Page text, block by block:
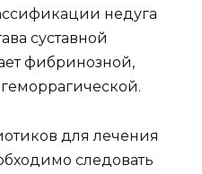
недуга
суставной
фибринозной,
для лечения
следовать